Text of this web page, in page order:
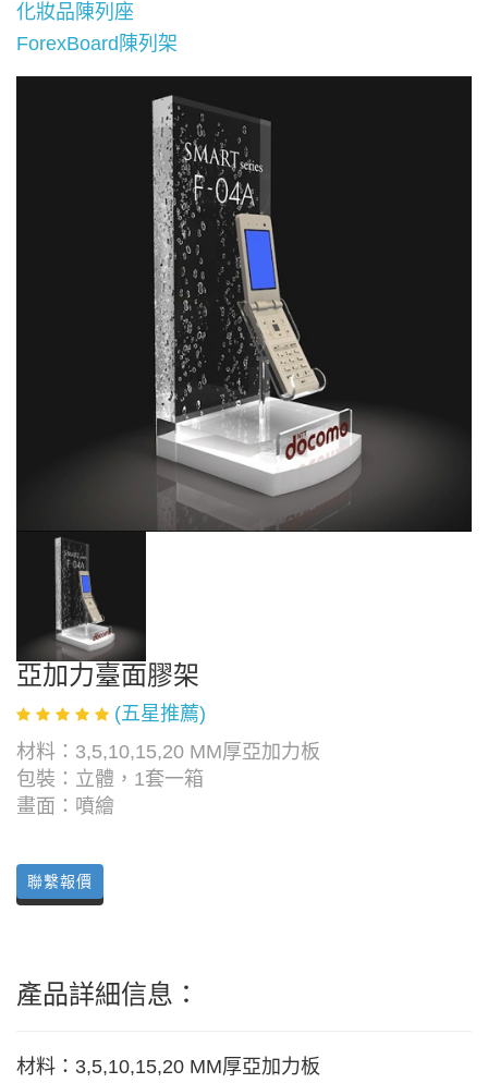
化妝品陳列座
ForexBoard陳列架
亞加力臺面膠架
(五星推薦)
材料：3,5,10,15,20 MM厚亞加力板
包裝：立體，1套一箱
畫面：噴繪
聯繫報價
產品詳細信息：
材料：3,5,10,15,20 MM厚亞加力板